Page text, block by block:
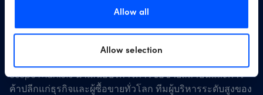
Allow all
Allow selection
Scope Markets นำเสนอบริการการซื้อขายสถาบันและการ
ค้าปลีกแก่ธุรกิจและผู้ซื้อขายทั่วโลก ทีมผู้บริหารระดับสูงของ